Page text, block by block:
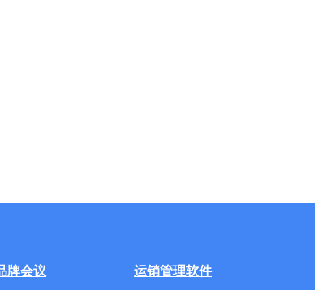
牌会议 运销管理软件